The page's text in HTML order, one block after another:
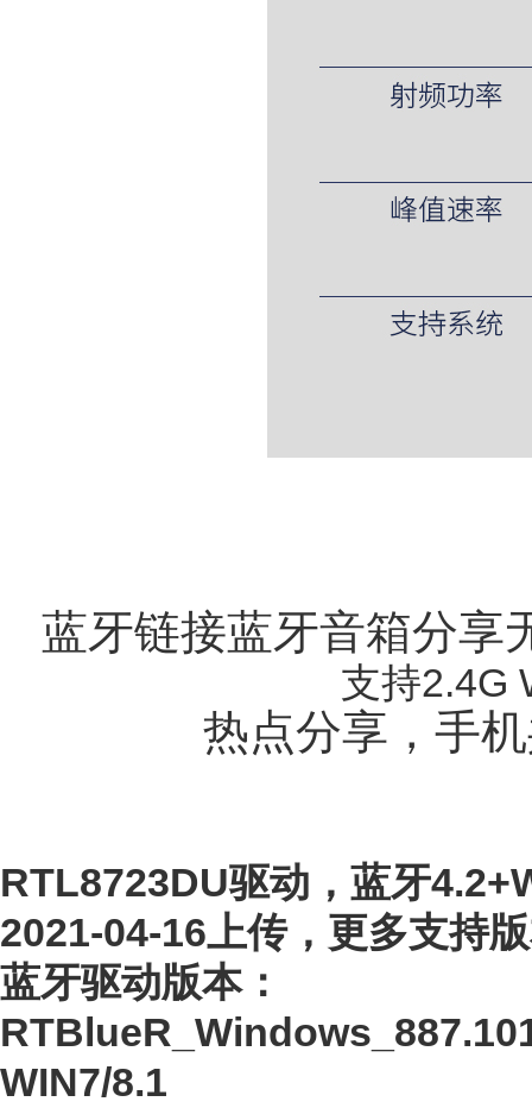
蓝牙链接蓝牙音箱分
支持2.4G
热点分享，手
RTL8723DU驱动，蓝牙
2021-04-16上传，更多支持
蓝牙驱动版本：
WIN7/8.1